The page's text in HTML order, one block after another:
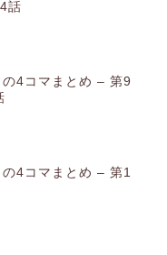
話
の4コマまとめ – 第9
の4コマまとめ – 第1